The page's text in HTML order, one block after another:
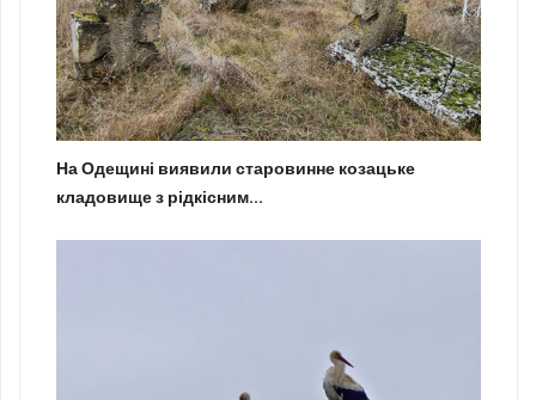
На Одещині виявили старовинне козацьке
кладовище з рідкісним...